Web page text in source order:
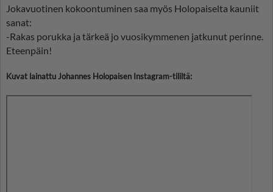
Jokavuotinen kokoontuminen saa myös Holopaiselta kauniit
sanat:
-Rakas porukka ja tärkeä jo vuosikymmenen jatkunut perinne.
Eteenpäin!
Kuvat lainattu Johannes Holopaisen Instagram-tililtä: